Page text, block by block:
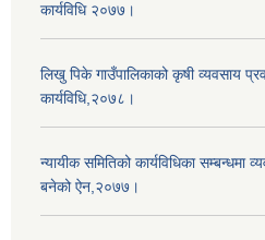
कार्यविधि २०७७।
लिखु पिके गाउँपालिकाको कृषी व्यवसाय
कार्यविधि,२०७८।
न्यायीक समितिको कार्यविधिका सम्बन्धमा
बनेको ऐन,२०७७।